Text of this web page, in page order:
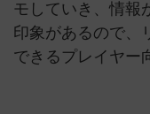
モしていき、情報
印象があるので、
できるプレイヤー